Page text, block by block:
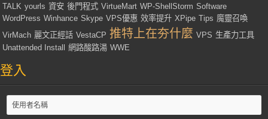
TALK yourls 資安 後門程式 VirtueMart WP-ShellStorm Software
WordPress Winhance Skype VPS優惠 效率提升 XPipe Tips 魔靈召喚
VirMach 麗文正經話 VestaCP 推特上在夯什麼 VPS 生產力工具
Unattended Install 網路酸路湯 WWE
登入